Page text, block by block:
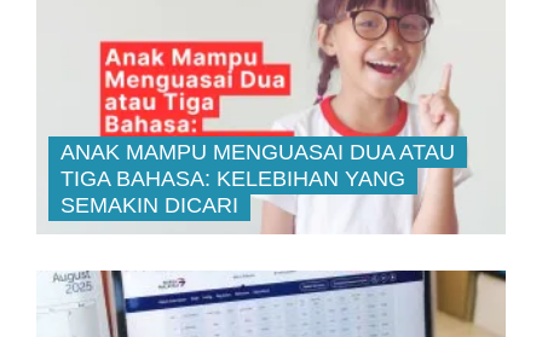
ANAK MAMPU MENGUASAI DUA ATAU
TIGA BAHASA: KELEBIHAN YANG
SEMAKIN DICARI